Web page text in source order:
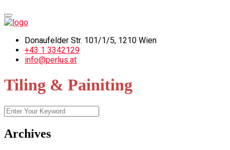
Donaufelder Str. 101/1/5, 1210 Wien
‎+43 1 3342129
info@perlus.at
Tiling & Painiting
Archives